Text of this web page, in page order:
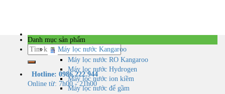
Tìm
Hotline: 0986.222.944
Online từ: 7h00 - 21h00
Danh mục sản phẩm
Máy lọc nước Kangaroo
Máy lọc nước RO Kangaroo
Máy lọc nước Hydrogen
Máy lọc nước ion kiềm
Máy lọc nước để gầm